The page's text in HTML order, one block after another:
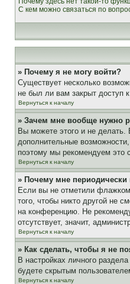
С кем можно связаться по
» Почему я не могу войти?
Существует несколько
не был ли вам закрыт доступ
Вернуться к началу
» Зачем мне вообще нужно
Вы можете этого и не делать.
дополнительные
поэтому мы рекомендуем это
Вернуться к началу
» Почему мне
Если вы не отметили
того, чтобы никто другой не
на конференцию. Не
отсутствует, значит,
Вернуться к началу
» Как сделать, чтобы я не
В настройках личного
будете скрытым
Вернуться к началу